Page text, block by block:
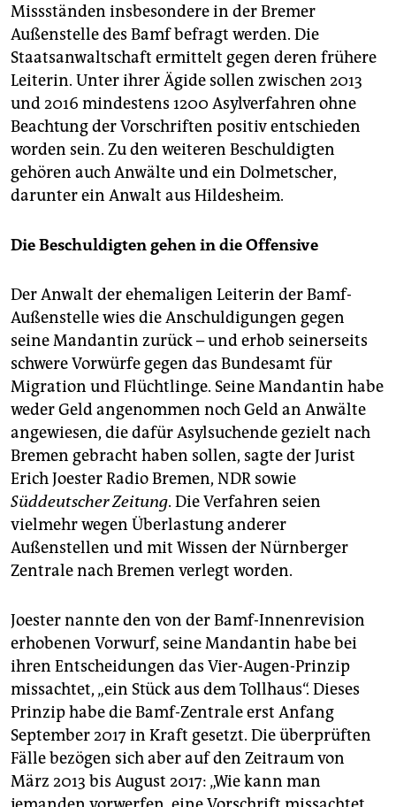
Missständen insbesondere in der Bremer
Außenstelle des Bamf befragt werden. Die
Staatsanwaltschaft ermittelt gegen deren frühere
Leiterin. Unter ihrer Ägide sollen zwischen 2013
und 2016 mindestens 1200 Asylverfahren ohne
Beachtung der Vorschriften positiv entschieden
worden sein. Zu den weiteren Beschuldigten
gehören auch Anwälte und ein Dolmetscher,
darunter ein Anwalt aus Hildesheim.
Die Beschuldigten gehen in die Offensive
Der Anwalt der ehemaligen Leiterin der Bamf-
Außenstelle wies die Anschuldigungen gegen
seine Mandantin zurück – und erhob seinerseits
schwere Vorwürfe gegen das Bundesamt für
Migration und Flüchtlinge. Seine Mandantin habe
weder Geld angenommen noch Geld an Anwälte
angewiesen, die dafür Asylsuchende gezielt nach
Bremen gebracht haben sollen, sagte der Jurist
Erich Joester Radio Bremen, NDR sowie
Süddeutscher Zeitung. Die Verfahren seien
vielmehr wegen Überlastung anderer
Außenstellen und mit Wissen der Nürnberger
Zentrale nach Bremen verlegt worden.
Joester nannte den von der Bamf-Innenrevision
erhobenen Vorwurf, seine Mandantin habe bei
ihren Entscheidungen das Vier-Augen-Prinzip
missachtet, „ein Stück aus dem Tollhaus“. Dieses
Prinzip habe die Bamf-Zentrale erst Anfang
September 2017 in Kraft gesetzt. Die überprüften
Fälle bezögen sich aber auf den Zeitraum von
März 2013 bis August 2017: „Wie kann man